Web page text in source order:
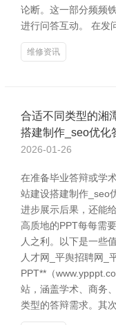
论断。这一部分频频
进行问答互动。 在发
维修资讯
合适不同类型的湘
搭建制作_seo优化
2026-01-26
在准备毕业答辩或学
站建设搭建制作_seo
进步展示后果，还能
高质地的PPT每每需
人之利。以下是一些
人才网_平舆招聘网_
PPT**（
站，涵盖学术、商务
类型的答辩需求。其